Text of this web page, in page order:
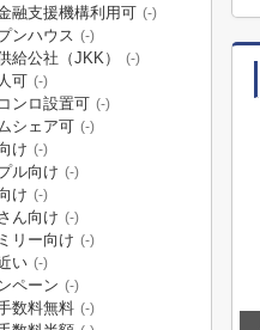
融支援機構利用可 (-)
ンハウス (-)
給公社（JKK） (-)
可 (-)
ンロ設置可 (-)
シェア可 (-)
け (-)
ル向け (-)
け (-)
ん向け (-)
リー向け (-)
い (-)
ペーン (-)
数料無料 (-)